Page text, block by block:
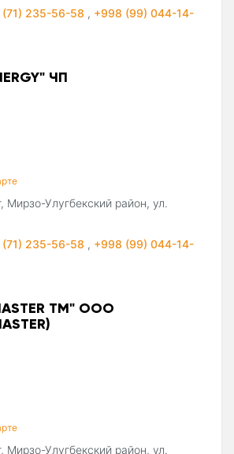
235-56-58 , +998 (99) 044-14-
ЧП
Мирзо-Улугбекский район, ул.
235-56-58 , +998 (99) 044-14-
TM" ООО
Мирзо-Улугбекский район, ул.